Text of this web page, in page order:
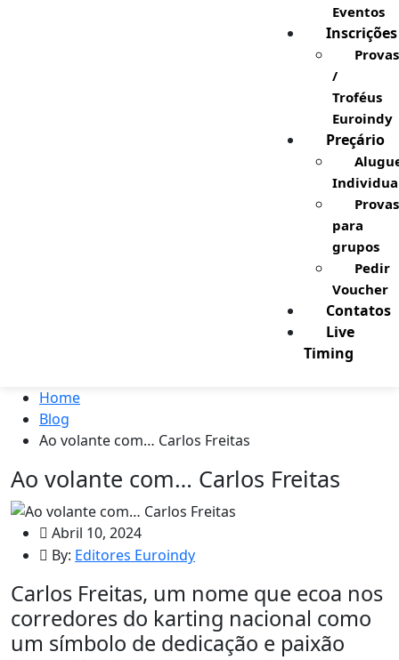
Eventos
Inscrições
Provas
/
Troféus
Euroindy
Preçário
Provas
para
grupos
Pedir
Voucher
Contatos
Live
Timing
Home
Blog
Ao volante com… Carlos Freitas
Ao volante com… Carlos Freitas
Abril 10, 2024
By: Editores Euroindy
Carlos Freitas, um nome que ecoa nos
corredores do karting nacional como
um símbolo de dedicação e paixão